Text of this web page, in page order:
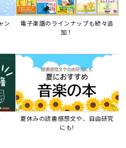
ン
電子楽譜のラインナップも続々追
加！
夏休みの読書感想文や、自由研究
にも!